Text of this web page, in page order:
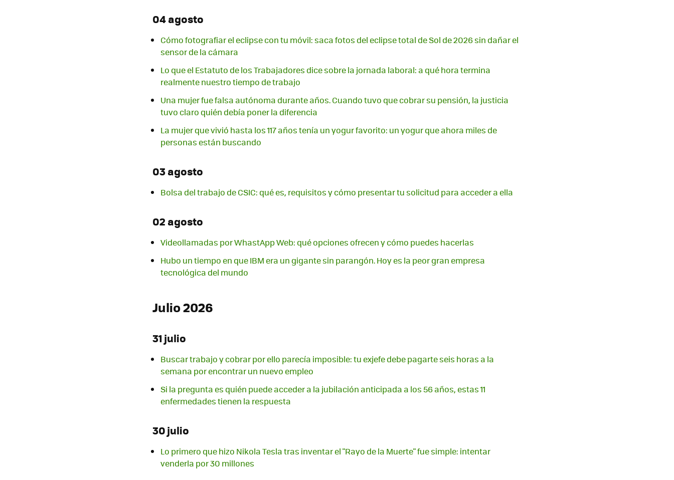
04 agosto
Cómo fotografiar el eclipse con tu móvil: saca fotos del eclipse total de Sol de 2026 sin dañar el
sensor de la cámara
Lo que el Estatuto de los Trabajadores dice sobre la jornada laboral: a qué hora termina
realmente nuestro tiempo de trabajo
Una mujer fue falsa autónoma durante años. Cuando tuvo que cobrar su pensión, la justicia
tuvo claro quién debía poner la diferencia
La mujer que vivió hasta los 117 años tenía un yogur favorito: un yogur que ahora miles de
personas están buscando
03 agosto
Bolsa del trabajo de CSIC: qué es, requisitos y cómo presentar tu solicitud para acceder a ella
02 agosto
Videollamadas por WhastApp Web: qué opciones ofrecen y cómo puedes hacerlas
Hubo un tiempo en que IBM era un gigante sin parangón. Hoy es la peor gran empresa
tecnológica del mundo
Julio 2026
31 julio
Buscar trabajo y cobrar por ello parecía imposible: tu exjefe debe pagarte seis horas a la
semana por encontrar un nuevo empleo
Si la pregunta es quién puede acceder a la jubilación anticipada a los 56 años, estas 11
enfermedades tienen la respuesta
30 julio
Lo primero que hizo Nikola Tesla tras inventar el "Rayo de la Muerte" fue simple: intentar
venderla por 30 millones